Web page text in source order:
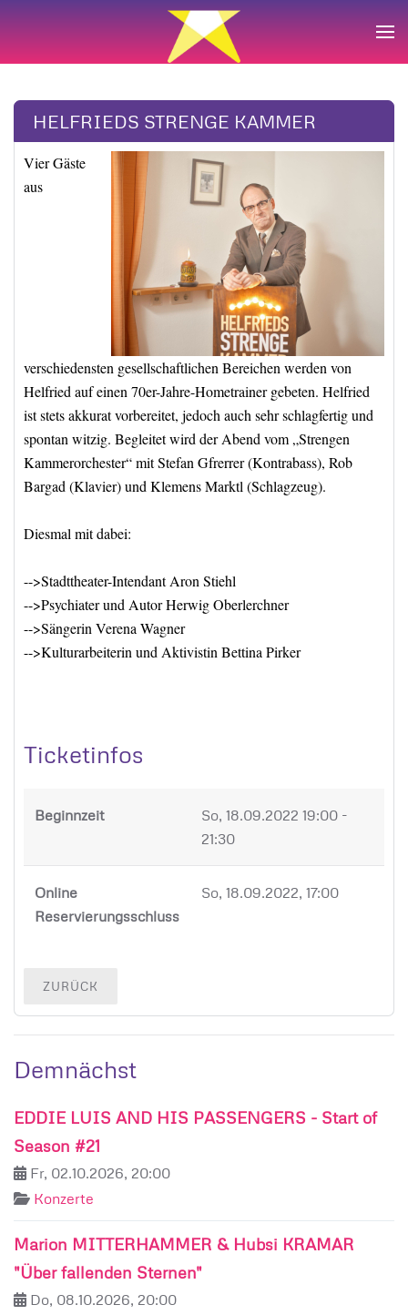
Zum Hauptinhalt springen
HELFRIEDS STRENGE KAMMER
Vier Gäste
aus
verschiedensten gesellschaftlichen Bereichen werden von
Helfried auf einen 70er-Jahre-Hometrainer gebeten. Helfried
ist stets akkurat vorbereitet, jedoch auch sehr schlagfertig und
spontan witzig. Begleitet wird der Abend vom „Strengen
Kammerorchester“ mit Stefan Gfrerrer (Kontrabass), Rob
Bargad (Klavier) und Klemens Marktl (Schlagzeug).
Diesmal mit dabei:
-->Stadttheater-Intendant Aron Stiehl
-->Psychiater und Autor Herwig Oberlerchner
-->Sängerin Verena Wagner
-->Kulturarbeiterin und Aktivistin Bettina Pirker
Ticketinfos
Beginnzeit So, 18.09.2022 19:00 -
21:30
Online
Reservierungsschluss
So, 18.09.2022, 17:00
ZURÜCK
Demnächst
EDDIE LUIS AND HIS PASSENGERS - Start of
Season #21
Fr, 02.10.2026, 20:00
Konzerte
Marion MITTERHAMMER & Hubsi KRAMAR
"Über fallenden Sternen"
Do, 08.10.2026, 20:00